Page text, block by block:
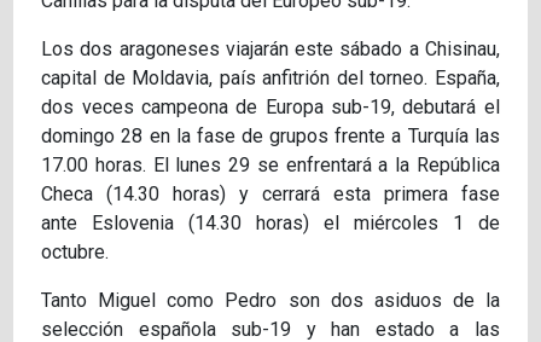
Los dos aragoneses viajarán este sábado a Chisinau,
capital de Moldavia, país anfitrión del torneo. España,
dos veces campeona de Europa sub-19, debutará el
domingo 28 en la fase de grupos frente a Turquía las
17.00 horas. El lunes 29 se enfrentará a la República
Checa (14.30 horas) y cerrará esta primera fase
ante Eslovenia (14.30 horas) el miércoles 1 de
octubre.
Tanto Miguel como Pedro son dos asiduos de la
selección española sub-19 y han estado a las